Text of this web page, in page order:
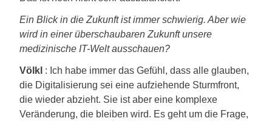
Ein Blick in die Zukunft ist immer schwierig. Aber wie
wird in einer überschaubaren Zukunft unsere
medizinische IT-Welt ausschauen?
Völkl : Ich habe immer das Gefühl, dass alle glauben,
die Digitalisierung sei eine aufziehende Sturmfront,
die wieder abzieht. Sie ist aber eine komplexe
Veränderung, die bleiben wird. Es geht um die Frage,